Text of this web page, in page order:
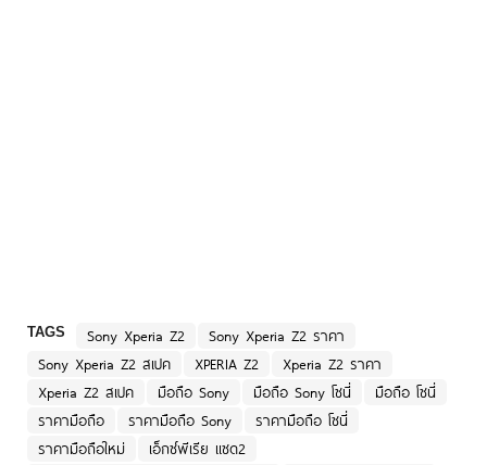
TAGS Sony Xperia Z2
Sony Xperia Z2 ราคา
Sony Xperia Z2 สเปค
XPERIA Z2
Xperia Z2 ราคา
Xperia Z2 สเปค
มือถือ Sony มือถือ Sony โซนี่
มือถือ โซนี่
ราคามือถือ
ราคามือถือ Sony
ราคามือถือ โซนี่
ราคามือถือใหม่
เอ็กซ์พีเรีย แซด2